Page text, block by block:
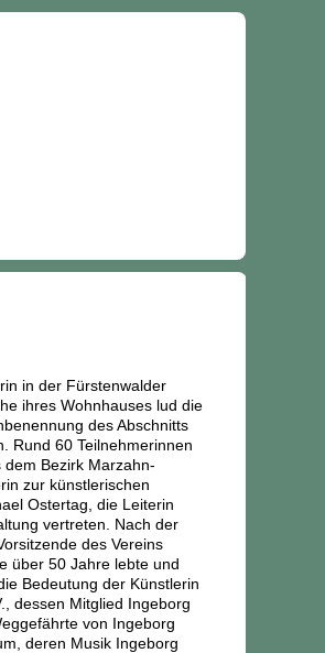
in der Fürstenwalder
ihres Wohnhauses lud die
des Abschnitts
Rund 60 Teilnehmerinnen
Bezirk Marzahn-
zur künstlerischen
Ostertag, die Leiterin
vertreten. Nach der
des Vereins
über 50 Jahre lebte und
Bedeutung der Künstlerin
dessen Mitglied Ingeborg
von Ingeborg
deren Musik Ingeborg